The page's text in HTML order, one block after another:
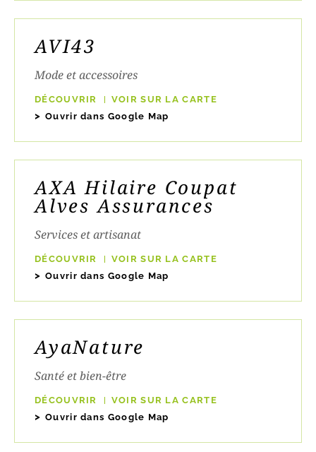
AVI43
Mode et accessoires
DÉCOUVRIR
VOIR SUR LA CARTE
Ouvrir dans Google Map
AXA Hilaire Coupat
Alves Assurances
Services et artisanat
DÉCOUVRIR
VOIR SUR LA CARTE
Ouvrir dans Google Map
AyaNature
Santé et bien-être
DÉCOUVRIR
VOIR SUR LA CARTE
Ouvrir dans Google Map